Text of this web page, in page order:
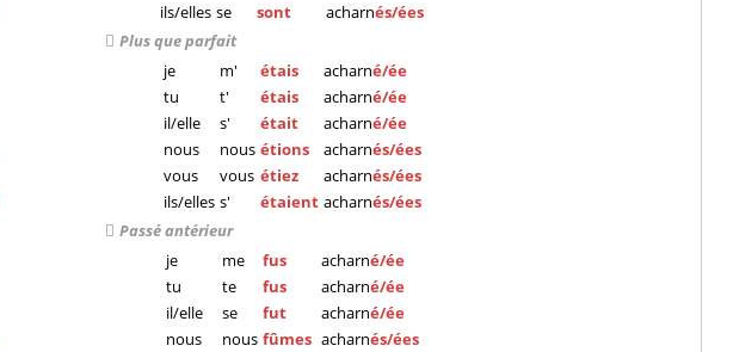
ils/elles se sont acharnés/ées
Plus que parfait
je
m' étais acharné/ée
tu
t' étais acharné/ée
il/elle
s' était acharné/ée
nous
nous étions acharnés/ées
vous
vous étiez acharnés/ées
ils/elles s' étaient acharnés/ées
Passé antérieur
je
me fus acharné/ée
tu
te fus acharné/ée
il/elle
se fut acharné/ée
nous
nous fûmes acharnés/ées